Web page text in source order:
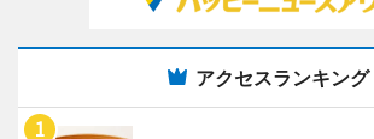
アクセスランキング